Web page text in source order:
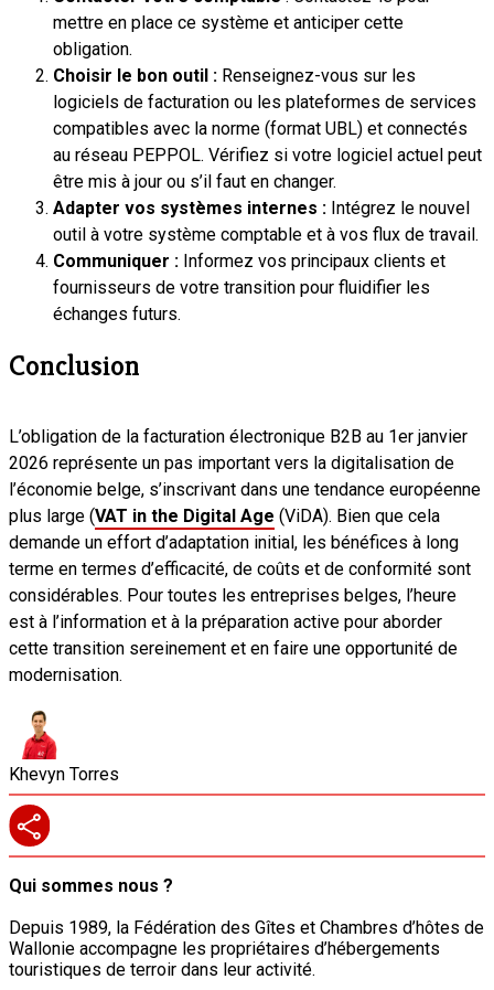
mettre en place ce système et anticiper cette
obligation.
Choisir le bon outil : Renseignez-vous sur les
logiciels de facturation ou les plateformes de services
compatibles avec la norme (format UBL) et connectés
au réseau PEPPOL. Vérifiez si votre logiciel actuel peut
être mis à jour ou s’il faut en changer.
Adapter vos systèmes internes : Intégrez le nouvel
outil à votre système comptable et à vos flux de travail.
Communiquer : Informez vos principaux clients et
fournisseurs de votre transition pour fluidifier les
échanges futurs.
Conclusion
L’obligation de la facturation électronique B2B au 1er janvier
2026 représente un pas important vers la digitalisation de
l’économie belge, s’inscrivant dans une tendance européenne
plus large (VAT in the Digital Age (ViDA). Bien que cela
demande un effort d’adaptation initial, les bénéfices à long
terme en termes d’efficacité, de coûts et de conformité sont
considérables. Pour toutes les entreprises belges, l’heure
est à l’information et à la préparation active pour aborder
cette transition sereinement et en faire une opportunité de
modernisation.
Khevyn Torres
Qui sommes nous ?
Depuis 1989, la Fédération des Gîtes et Chambres d’hôtes de
Wallonie accompagne les propriétaires d’hébergements
touristiques de terroir dans leur activité.